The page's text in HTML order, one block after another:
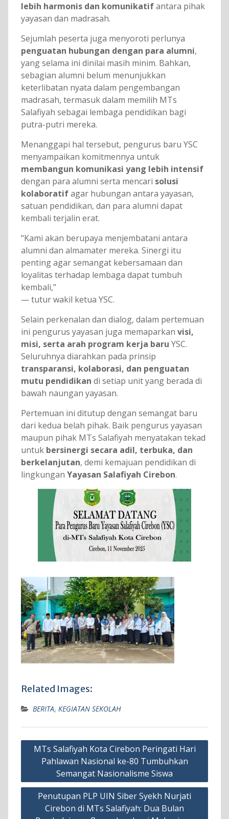
lebih harmonis dan komunikatifantara pihak
yayasan dan madrasah.
Sejumlah peserta juga menyoroti perlunya
penguatan hubungan dengan para alumni,
yang selama ini dinilai masih minim. Bahkan,
sebagian alumni belum menunjukkan
keterlibatan nyata dalam pengembangan
madrasah, termasuk dalam memilih MTs
Salafiyah sebagai lembaga pendidikan bagi
putra-putri mereka.
Menanggapi hal tersebut, pengurus baru YSC
menyampaikan komitmennya untuk
membangun komunikasi yang lebih intensif
dengan para alumni serta mencari solusi
kolaboratifagar hubungan antara yayasan,
satuan pendidikan, dan para alumni dapat
kembali terjalin erat.
“Kami akan berupaya menjembatani antara
alumni dan almamater mereka. Sinergi itu
penting agar semangat kebersamaan dan
loyalitas terhadap lembaga dapat tumbuh
kembali,”
— tutur wakil ketua YSC.
Selain perkenalan dan dialog, dalam pertemuan
ini pengurus yayasan juga memaparkan visi,
misi, serta arah program kerja baru YSC.
Seluruhnya diarahkan pada prinsip
transparansi, kolaborasi, dan penguatan
mutu pendidikan di setiap unit yang berada di
bawah naungan yayasan.
Pertemuan ini ditutup dengan semangat baru
dari kedua belah pihak. Baik pengurus yayasan
maupun pihak MTs Salafiyah menyatakan tekad
untuk bersinergi secara adil, terbuka, dan
berkelanjutan, demi kemajuan pendidikan di
lingkungan Yayasan Salafiyah Cirebon.
Related Images:
BERITA, KEGIATAN SEKOLAH
Navigasi
MTs Salafiyah Kota Cirebon Peringati Hari
Pahlawan Nasional ke-80 Tumbuhkan
Semangat Nasionalisme Siswa
Penutupan PLP UIN Siber Syekh Nurjati
Cirebon di MTs Salafiyah: Dua Bulan